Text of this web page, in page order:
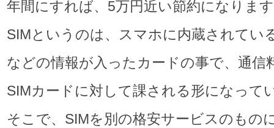
年間にすれば、5万円近い節約になりま
SIMというのは、スマホに内蔵されてい
などの情報が入ったカードの事で、通信
SIMカードに対して課される形になって
そこで、SIMを別の格安サービスのもの